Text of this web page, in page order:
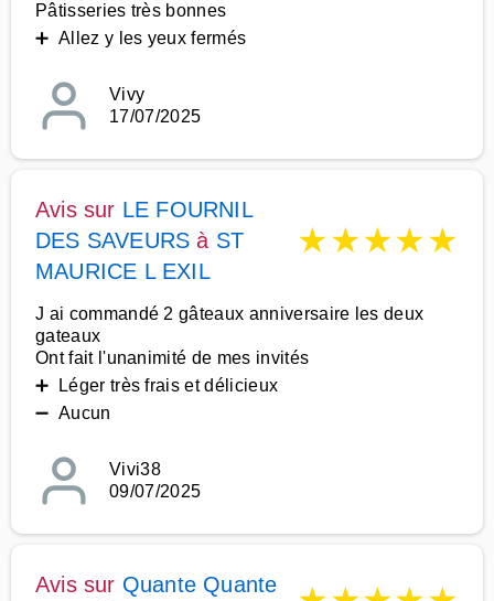
Pâtisseries très bonnes
➕ Allez y les yeux fermés
Vivy
17/07/2025
Avis sur LE FOURNIL
DES SAVEURS à ST
MAURICE L EXIL
★★★★★
J ai commandé 2 gâteaux anniversaire les deux
gateaux
Ont fait l'unanimité de mes invités
➕ Léger très frais et délicieux
➖ Aucun
Vivi38
09/07/2025
Avis sur Quante Quante